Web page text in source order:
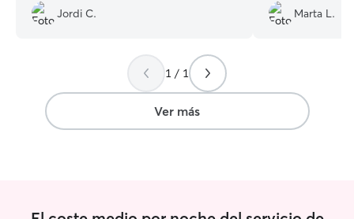
dudarlo!”
Jordi C.
Marta L.
1 / 1
Ver más